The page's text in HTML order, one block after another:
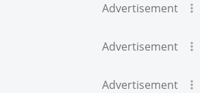
Advertisement
Advertisement
Advertisement